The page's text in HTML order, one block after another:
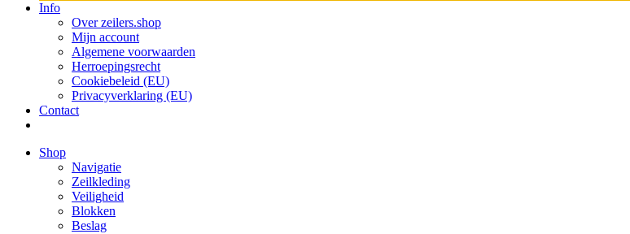
Info
Over zeilers.shop
Mijn account
Algemene voorwaarden
Herroepingsrecht
Cookiebeleid (EU)
Privacyverklaring (EU)
Contact
Shop
Navigatie
Zeilkleding
Veiligheid
Blokken
Beslag